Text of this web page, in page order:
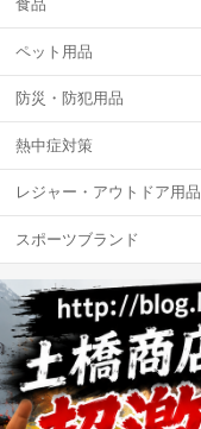
食品
ペット用品
防災・防犯用品
熱中症対策
レジャー・アウトドア用品
スポーツブランド